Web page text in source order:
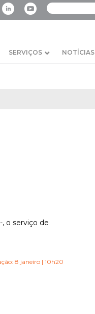
SERVIÇOS NOTÍCIAS
o serviço de
8 janeiro | 10h20